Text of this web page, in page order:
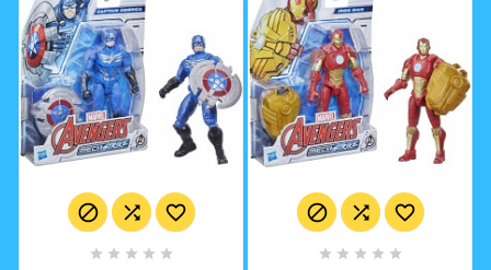
  
    
  
    